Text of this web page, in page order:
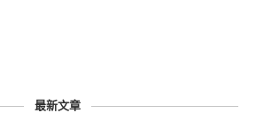
最新文章